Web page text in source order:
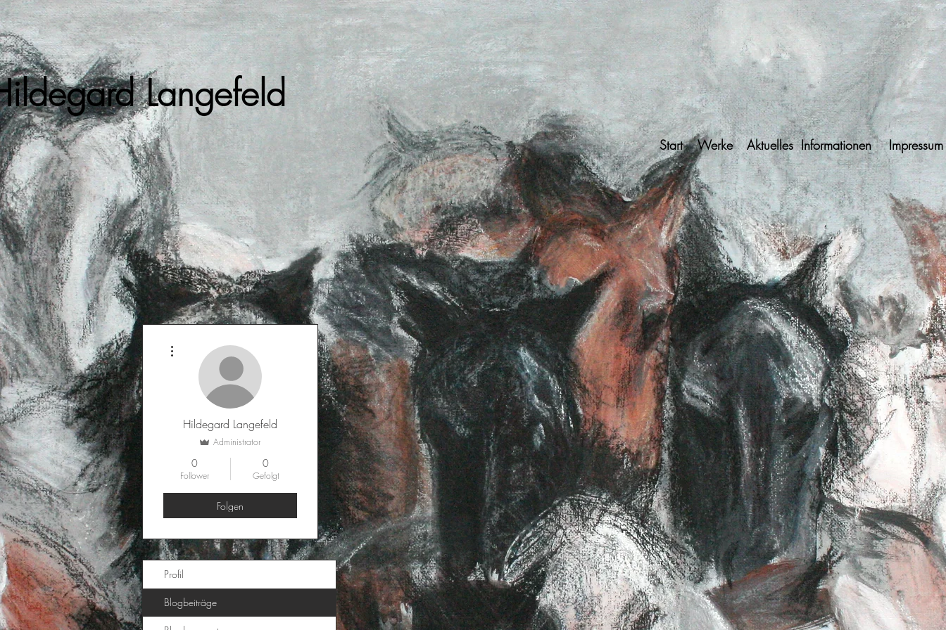
Langefeld
Start Aktuelles
Werke Informationen Impressum
Hildegard Langefeld
Administrator
0
Follower
0
Gefolgt
Folgen
Profil
Blogbeiträge